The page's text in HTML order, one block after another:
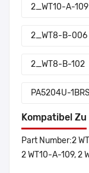
2_WT10-A-109
2_WT8-B-006
2_WT8-B-102
PA5204U-1BRS
Kompatibel Zu
Part Number:2
2 WT10-A-109, 2